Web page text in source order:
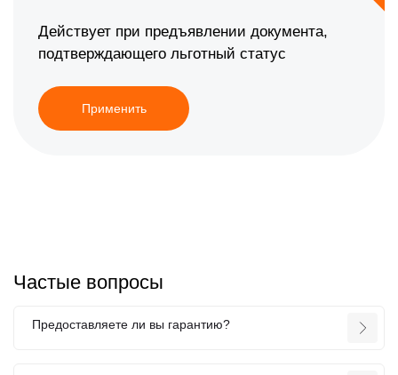
Действует при предъявлении документа,
подтверждающего льготный статус
Применить
Частые вопросы
Предоставляете ли вы гарантию?